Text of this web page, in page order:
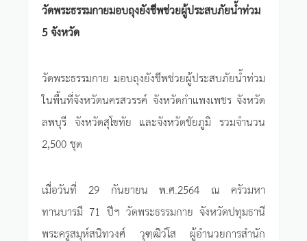
วัดพระธรรมกายมอบถุงยังชีพช่วยผู้ประสบภัยน้ำท่วม
5 จังหวัด
วัดพระธรรมกาย มอบถุงยังชีพช่วยผู้ประสบภัยน้ำท่วม
ในพื้นที่จังหวัดนครสวรรค์ จังหวัดกำแพงเพชร จังหวัด
ลพบุรี จังหวัดสุโขทัย และจังหวัดชัยภูมิ รวมจำนวน
2,500 ชุด
เมื่อวันที่ 29 กันยายน พ.ศ.2564 ณ ครัวมหา
ทานบารมี 71 ปีฯ วัดพระธรรมกาย จังหวัดปทุมธานี
พระครูสมุห์สนิทวงศ์ วุฑฺฒิวํโส ผู้อำนวยการสำนัก